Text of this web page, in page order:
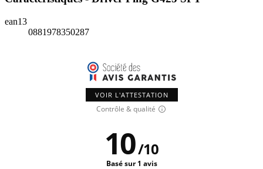
ean13
0881978350287
VOIR L'ATTESTATION
Contrôle & qualité
10/10
Basé sur 1 avis